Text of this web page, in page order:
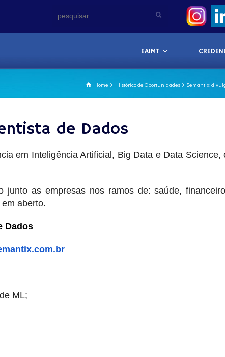
EAIMT
Home Histórico de Oportunidades Semantix:
de Dados
em Inteligência Artificial, Big Data e Data
junto as empresas nos ramos de: saúde,
aberto.
Dados
ML;